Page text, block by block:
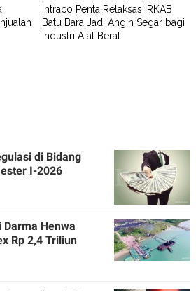
Intraco Penta Relaksasi RKAB
Batu Bara Jadi Angin Segar bagi
Industri Alat Berat
di Bidang
I-2026
Henwa
Rp 2,4 Triliun